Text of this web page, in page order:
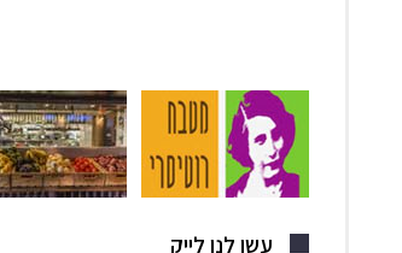
עשו לנו לייק